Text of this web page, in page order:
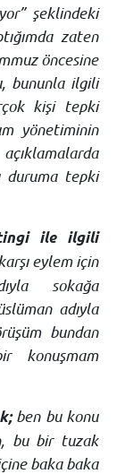
şeklindeki
zaten
öncesine
bununla ilgili
kişi tepki
yönetiminin
duruma tepki
ile ilgili
eylem için
sokağa
adıyla
bundan
konuşmam
ben bu konu
bu bir tuzak
baka baka